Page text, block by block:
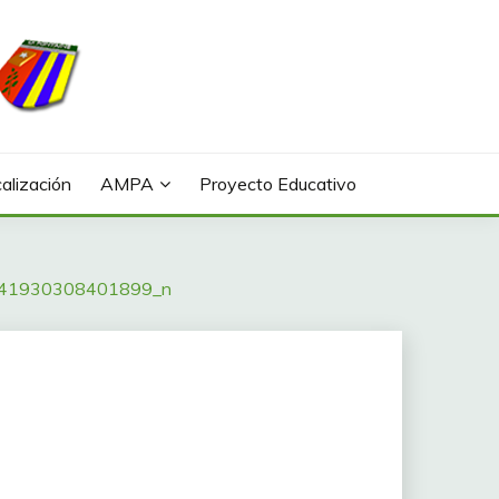
AMPA Proyecto Educativo